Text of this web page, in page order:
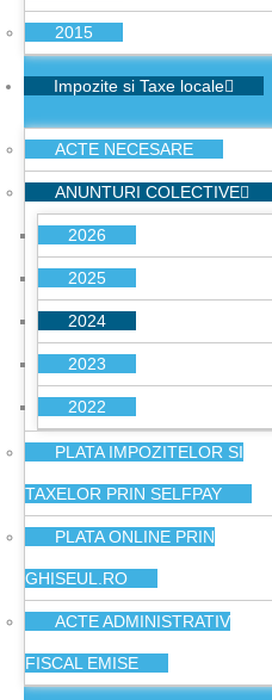
2015
Impozite si Taxe locale
ACTE NECESARE
ANUNTURI COLECTIVE
2026
2025
2024
2023
2022
PLATA IMPOZITELOR SI
TAXELOR PRIN SELFPAY
PLATA ONLINE PRIN
GHISEUL.RO
ACTE ADMINISTRATIV
FISCAL EMISE